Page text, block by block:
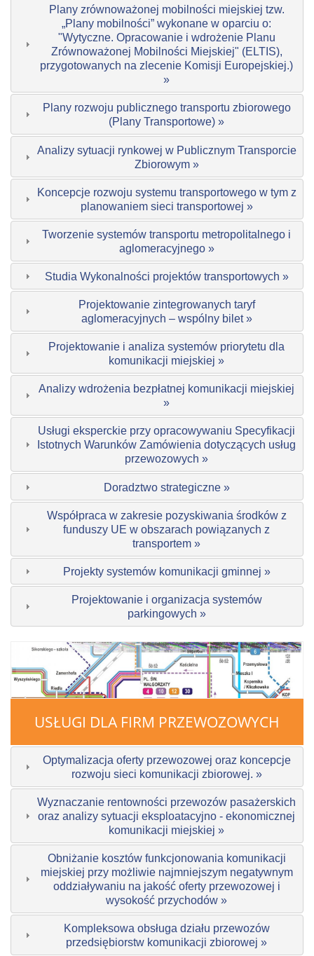
Plany zrównoważonej mobilności miejskiej tzw.
„Plany mobilności” wykonane w oparciu o:
"Wytyczne. Opracowanie i wdrożenie Planu
Zrównoważonej Mobilności Miejskiej" (ELTIS),
przygotowanych na zlecenie Komisji Europejskiej.)
»
Plany rozwoju publicznego transportu zbiorowego
(Plany Transportowe) »
Analizy sytuacji rynkowej w Publicznym Transporcie
Zbiorowym »
Koncepcje rozwoju systemu transportowego w tym z
planowaniem sieci transportowej »
Tworzenie systemów transportu metropolitalnego i
aglomeracyjnego »
Studia Wykonalności projektów transportowych »
Projektowanie zintegrowanych taryf
aglomeracyjnych – wspólny bilet »
Projektowanie i analiza systemów priorytetu dla
komunikacji miejskiej »
Analizy wdrożenia bezpłatnej komunikacji miejskiej
»
Usługi eksperckie przy opracowywaniu Specyfikacji
Istotnych Warunków Zamówienia dotyczących usług
przewozowych »
Doradztwo strategiczne »
Współpraca w zakresie pozyskiwania środków z
funduszy UE w obszarach powiązanych z
transportem »
Projekty systemów komunikacji gminnej »
Projektowanie i organizacja systemów
parkingowych »
USŁUGI DLA FIRM PRZEWOZOWYCH
Optymalizacja oferty przewozowej oraz koncepcje
rozwoju sieci komunikacji zbiorowej. »
Wyznaczanie rentowności przewozów pasażerskich
oraz analizy sytuacji eksploatacyjno - ekonomicznej
komunikacji miejskiej »
Obniżanie kosztów funkcjonowania komunikacji
miejskiej przy możliwie najmniejszym negatywnym
oddziaływaniu na jakość oferty przewozowej i
wysokość przychodów »
Kompleksowa obsługa działu przewozów
przedsiębiorstw komunikacji zbiorowej »